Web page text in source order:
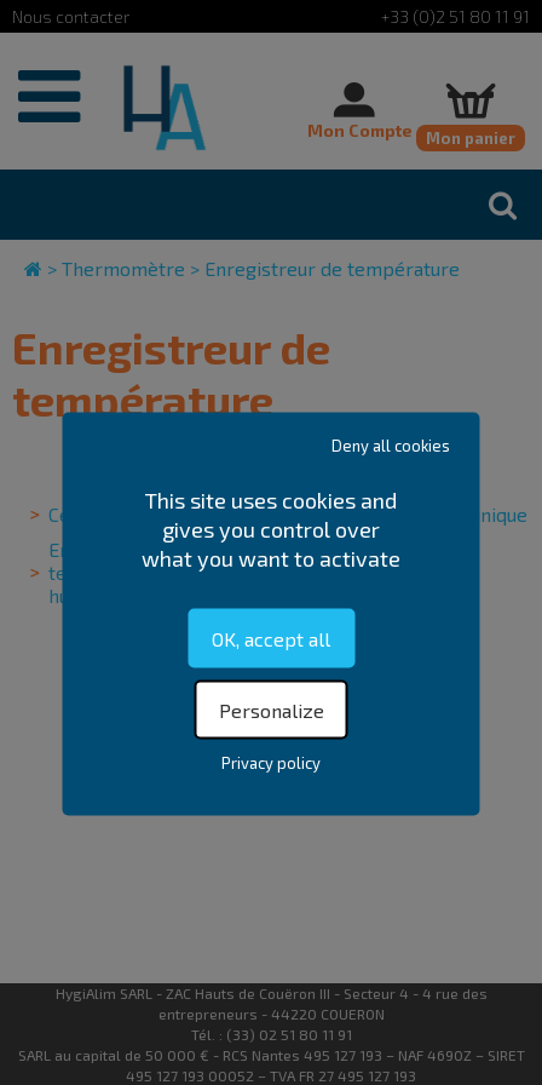
+33 (0)2 51 80 11 91
Mon Compte Mon panier
> Thermomètre > Enregistreur de température
Enregistreur de
température
Centrale de surveillance
Enregistreur de
température et
humidité électronique
Enregistreur mécanique
Indicateur de
dépassement de
HygiAlim SARL - ZAC Hauts de Couëron III - Secteur 4 - 4 rue des
entrepreneurs - 44220 COUERON
Tél. : (33) 02 51 80 11 91
SARL au capital de 50 000 € - RCS Nantes 495 127 193 – NAF 4690Z – SIRET
495 127 193 00052 – TVA FR 27 495 127 193
Cookies management panel
This site uses cookies and
gives you control over
what you want to activate
OK, accept all
Deny all cookies
Personalize
Privacy policy